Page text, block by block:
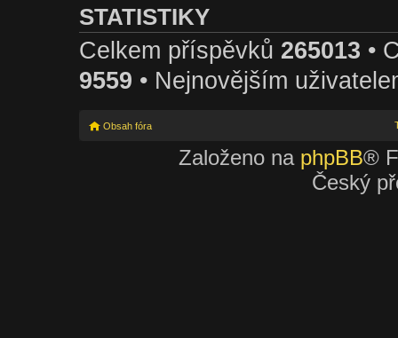
STATISTIKY
Celkem příspěvků 265013 •
9559 • Nejnovějším
Obsah fóra
Založeno na phpBB®
Český